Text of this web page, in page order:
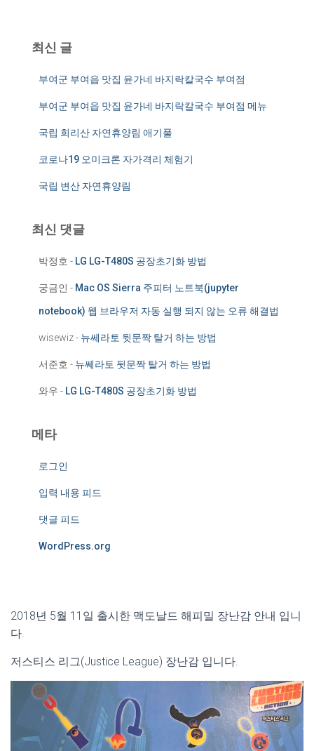
최신 글
부여군 부여읍 맛집 윤가네 바지락칼국수 부여점
부여군 부여읍 맛집 윤가네 바지락칼국수 부여점 메뉴
국립 희리산 자연휴양림 애기풀
코로나19 오미크론 자가격리 체험기
국립 변산 자연휴양림
최신 댓글
박정호 - LG LG-T480S 공장초기화 방법
궁금인 - Mac OS Sierra 주피터 노트북(jupyter
notebook) 웹 브라우저 자동 실행 되지 않는 오류 해결법
wisewiz- 뉴쎄라토 뒷문짝 탈거 하는 방법
서준호 - 뉴쎄라토 뒷문짝 탈거 하는 방법
와우 - LG LG-T480S 공장초기화 방법
메타
로그인
입력 내용 피드
댓글 피드
WordPress.org
2018년 5월 11일 출시한 맥도날드 해피밀 장난감 안내 입니
다.
저스티스 리그(Justice League) 장난감 입니다.